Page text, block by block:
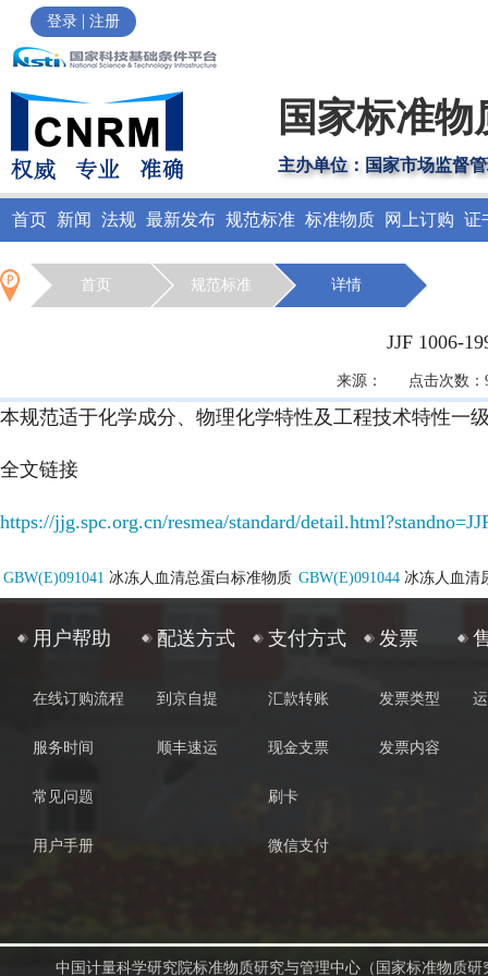
登录 | 注册
国家标准
主办单位：国家市场监督
首页 新闻 法规 最新发布 规范标准 标准物质 网上订购 证
首页 规范标准 详情
JJF 1006-
来源： 点击次数：
本规范适于化学成分、物理化学特性及工程技术特性一
全文链接
https://jjg.spc.org.cn/resmea/standard/
GBW(E)091041 冰冻人血清总蛋白标准物质 GBW(E)091044 冰冻人血清
用户帮助
在线订购流程
服务时间
常见问题
用户手册
配送方式
到京自提
顺丰速运
支付方式
汇款转账
现金支票
刷卡
微信支付
发票
发票类型
发票内容
中国计量科学研究院标准物质研究与管理中心（国家标准物质